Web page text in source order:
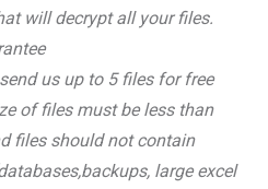
will decrypt all your files.
us up to 5 files for free
of files must be less than
files should not contain
large excel